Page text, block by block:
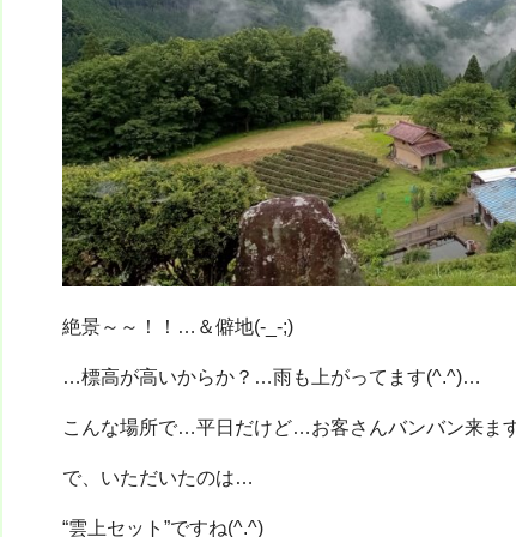
絶景～～！！…＆僻地(-_-;)
…標高が高いからか？…雨も上がってます(^.^)…
こんな場所で…平日だけど…お客さんバンバン来ま
で、いただいたのは…
“雲上セット”ですね(^.^)